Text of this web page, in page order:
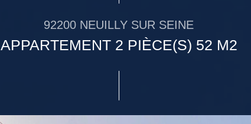
92200 NEUILLY SUR SEINE
APPARTEMENT 2 PIÈCE(S) 52 M2